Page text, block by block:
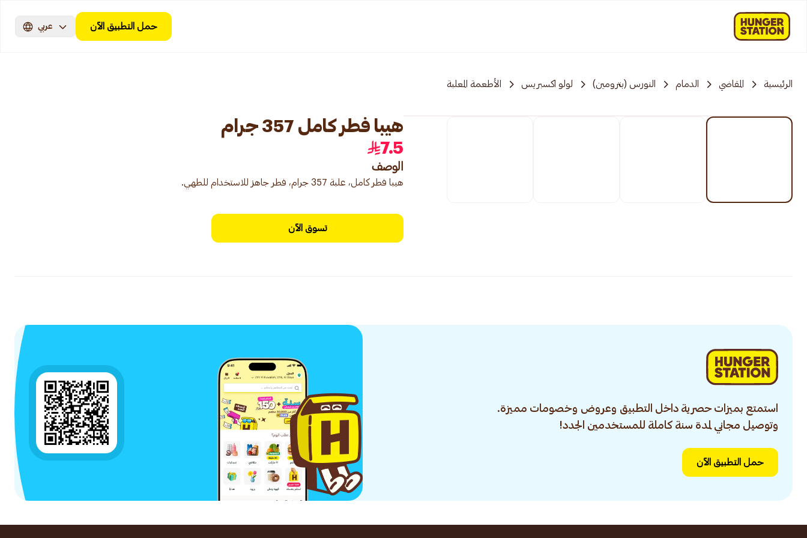
حمل التطبيق الآن عربي
الرئيسية المقاضي الدمام النورس (بترومين) لولو اكسبريس الأطعمة المعلبة
هيبا فطر كامل 357 جرام
7.5
الوصف
هيبا فطر كامل، علبة 357 جرام، فطر جاهز للاستخدام للطهي.
تسوق الآن
استمتع بميزات حصرية داخل التطبيق وعروض وخصومات مميزة.
وتوصيل مجاني لمدة سنة كاملة للمستخدمين الجدد!
حمل التطبيق الآن